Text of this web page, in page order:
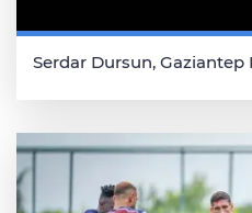
Serdar Dursun, Gaziantep